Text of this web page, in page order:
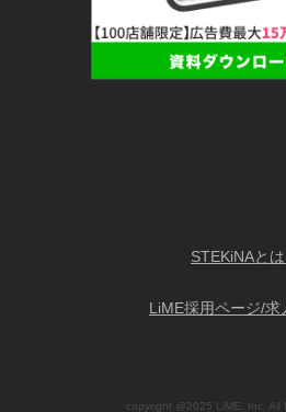
STEKiNAとは
LiME採用ページ/求
copyright @2025 LiME, Inc. All